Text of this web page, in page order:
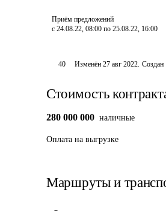
Приём предложений
с 24.08.22, 08:00 по 25.08.22, 16:00
40 Изменён27 авг 2022. Создан
Стоимость
280 000 000 наличные
Оплата на выгрузке
Маршруты и